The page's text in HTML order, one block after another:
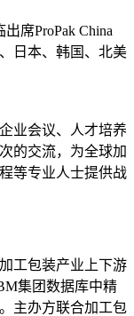
席ProPak China
日本、韩国、北美
业会议、人才培养
的交流，为全球加
等专业人士提供战
工包装产业上下游
集团数据库中精
主办方联合加工包